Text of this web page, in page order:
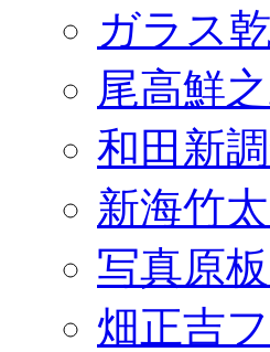
ガラス
尾高鮮
和田新
新海竹
写真原
畑正吉